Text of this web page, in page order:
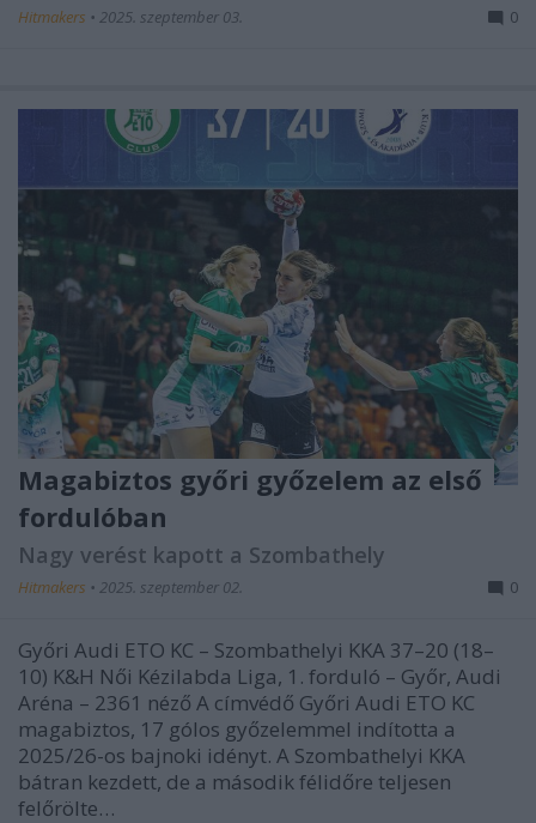
Hitmakers • 2025. szeptember 03. 0
Magabiztos győri győzelem az első
fordulóban
Nagy verést kapott a Szombathely
Hitmakers • 2025. szeptember 02. 0
Győri Audi ETO KC – Szombathelyi KKA 37–20 (18–
10) K&H Női Kézilabda Liga, 1. forduló – Győr, Audi
Aréna – 2361 néző A címvédő Győri Audi ETO KC
magabiztos, 17 gólos győzelemmel indította a
2025/26-os bajnoki idényt. A Szombathelyi KKA
bátran kezdett, de a második félidőre teljesen
felőrölte…